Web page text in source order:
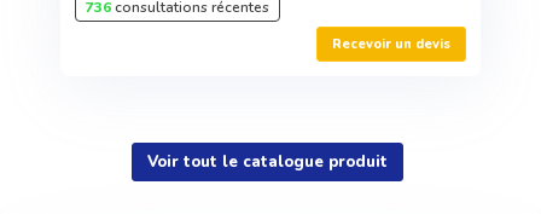
736consultations récentes
Recevoir un devis
Voir tout le catalogue produit